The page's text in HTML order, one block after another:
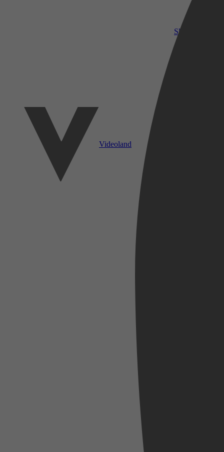
SkyShowtime
Videoland